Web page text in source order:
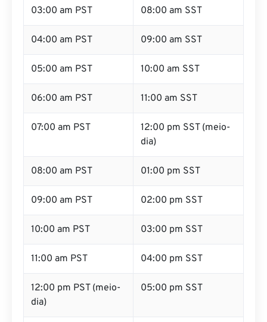
03:00 am PST 08:00 am SST
04:00 am PST 09:00 am SST
05:00 am PST 10:00 am SST
06:00 am PST 11:00 am SST
07:00 am PST
12:00 pm SST (meio-
dia)
08:00 am PST 01:00 pm SST
09:00 am PST 02:00 pm SST
10:00 am PST 03:00 pm SST
11:00 am PST 04:00 pm SST
12:00 pm PST (meio-
dia)
05:00 pm SST